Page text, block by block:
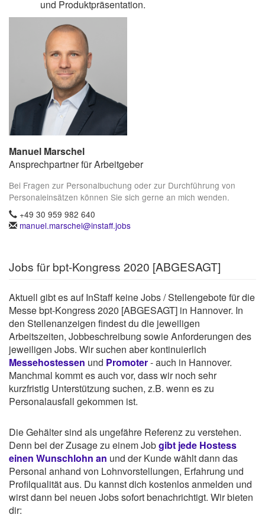
und Produktpräsentation.
Manuel Marschel
Ansprechpartner für Arbeitgeber
Bei Fragen zur Personalbuchung oder zur Durchführung von
Personaleinsätzen können Sie sich gerne an mich wenden.
+49 30 959 982 640
manuel.marschel@instaff.jobs
Jobs für bpt-Kongress 2020 [ABGESAGT]
Aktuell gibt es auf InStaff keine Jobs / Stellengebote für die
Messe bpt-Kongress 2020 [ABGESAGT] in Hannover. In
den Stellenanzeigen findest du die jeweiligen
Arbeitszeiten, Jobbeschreibung sowie Anforderungen des
jeweiligen Jobs. Wir suchen aber kontinuierlich
Messehostessen und Promoter- auch in Hannover.
Manchmal kommt es auch vor, dass wir noch sehr
kurzfristig Unterstützung suchen, z.B. wenn es zu
Personalausfall gekommen ist.
Die Gehälter sind als ungefähre Referenz zu verstehen.
Denn bei der Zusage zu einem Jobgibt jede Hostess
einen Wunschlohn an und der Kunde wählt dann das
Personal anhand von Lohnvorstellungen, Erfahrung und
Profilqualität aus. Du kannst dich kostenlos anmelden und
wirst dann bei neuen Jobs sofort benachrichtigt. Wir bieten
dir: